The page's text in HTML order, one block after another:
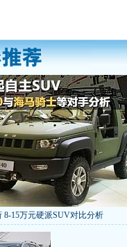
8-15万元硬派SUV对比分析
低价新车 全新RAV4海外售